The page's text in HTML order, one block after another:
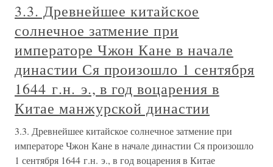
3.3. Древнейшее китайское
солнечное затмение при
императоре Чжон Кане в начале
династии Ся произошло 1 сентября
1644 г.н. э., в год воцарения в
Китае манжурской династии
3.3. Древнейшее китайское солнечное затмение при
императоре Чжон Кане в начале династии Ся произошло
1 сентября 1644 г.н. э., в год воцарения в Китае